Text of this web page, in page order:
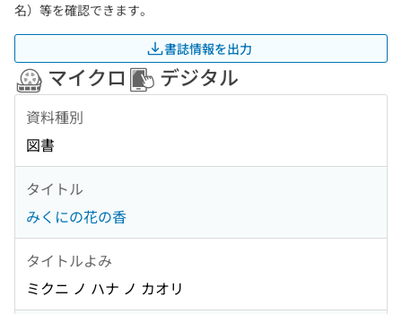
名）等を確認できます。
書誌情報を出力
マイクロ デジタル
資料種別
図書
タイトル
みくにの花の香
タイトルよみ
ミクニ ノ ハナ ノ カオリ